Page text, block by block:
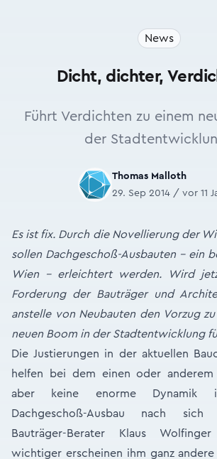
News
Dicht, dichter,
Führt Verdichten zu einem
der
Thomas Malloth
29. Sep 2014 / vor 11
Es ist fix. Durch die Novellierung der
sollen Dachgeschoß-Ausbauten – ein
Wien – erleichtert werden. Wird
Forderung der Bauträger und
anstelle von Neubauten den Vorzug
neuen Boom in der Stadtentwicklung
Die Justierungen in der aktuellen
helfen bei dem einen oder
aber keine enorme Dynamik im
Dachgeschoß-Ausbau nach sich
Bauträger-Berater Klaus
wichtiger erscheinen ihm ganz andere